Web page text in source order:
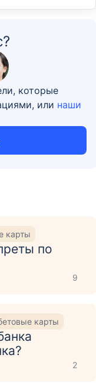
которые
или наши
карты
по
9
карты
2